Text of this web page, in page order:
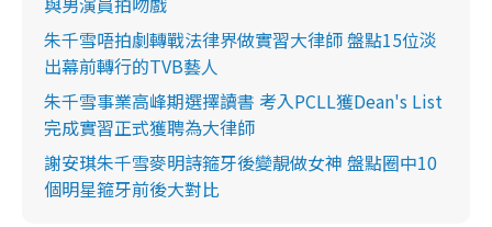
朱千雪唔拍劇轉戰法律界做實習大律師 盤點15位淡
出幕前轉行的TVB藝人
朱千雪事業高峰期選擇讀書 考入PCLL獲Dean's List
完成實習正式獲聘為大律師
謝安琪朱千雪麥明詩箍牙後變靚做女神 盤點圈中10
個明星箍牙前後大對比